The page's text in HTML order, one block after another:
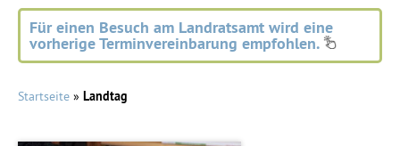
Für einen Besuch am Landratsamt wird eine
vorherige Terminvereinbarung empfohlen.
Startseite » Landtag